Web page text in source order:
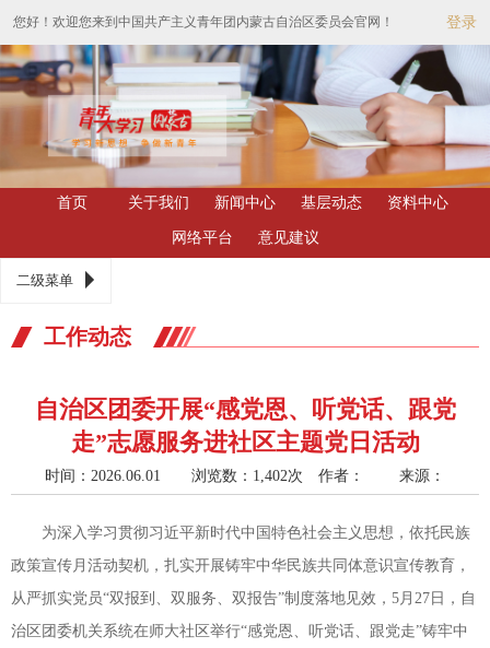
您好！欢迎您来到中国共产主义青年团内蒙古自治区委员会官网！ 登录
首页 关于我们 新闻中心 基层动态 资料中心
网络平台 意见建议
二级菜单
工作动态
自治区团委开展“感党恩、听党话、跟党
走”志愿服务进社区主题党日活动
时间：2026.06.01 浏览数：1,402次 作者： 来源：
为深入学习贯彻习近平新时代中国特色社会主义思想，依托民族
政策宣传月活动契机，扎实开展铸牢中华民族共同体意识宣传教育，
从严抓实党员“双报到、双服务、双报告”制度落地见效，5月27日，自
治区团委机关系统在师大社区举行“感党恩、听党话、跟党走”铸牢中